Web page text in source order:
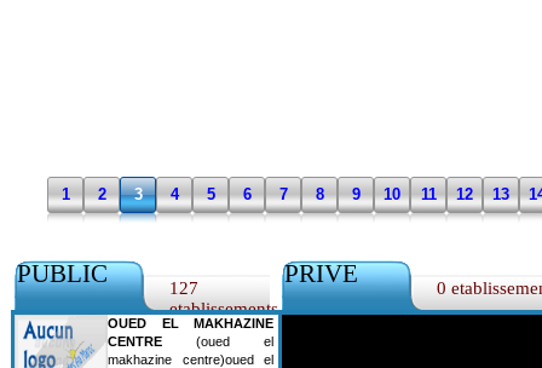
1 2 3 4 5 6 7 8 9 10 11 12 13
PUBLIC
127
etablissements
OUED EL MAKHAZINE
CENTRE (oued el
makhazine centre)oued el
PRIVE 0